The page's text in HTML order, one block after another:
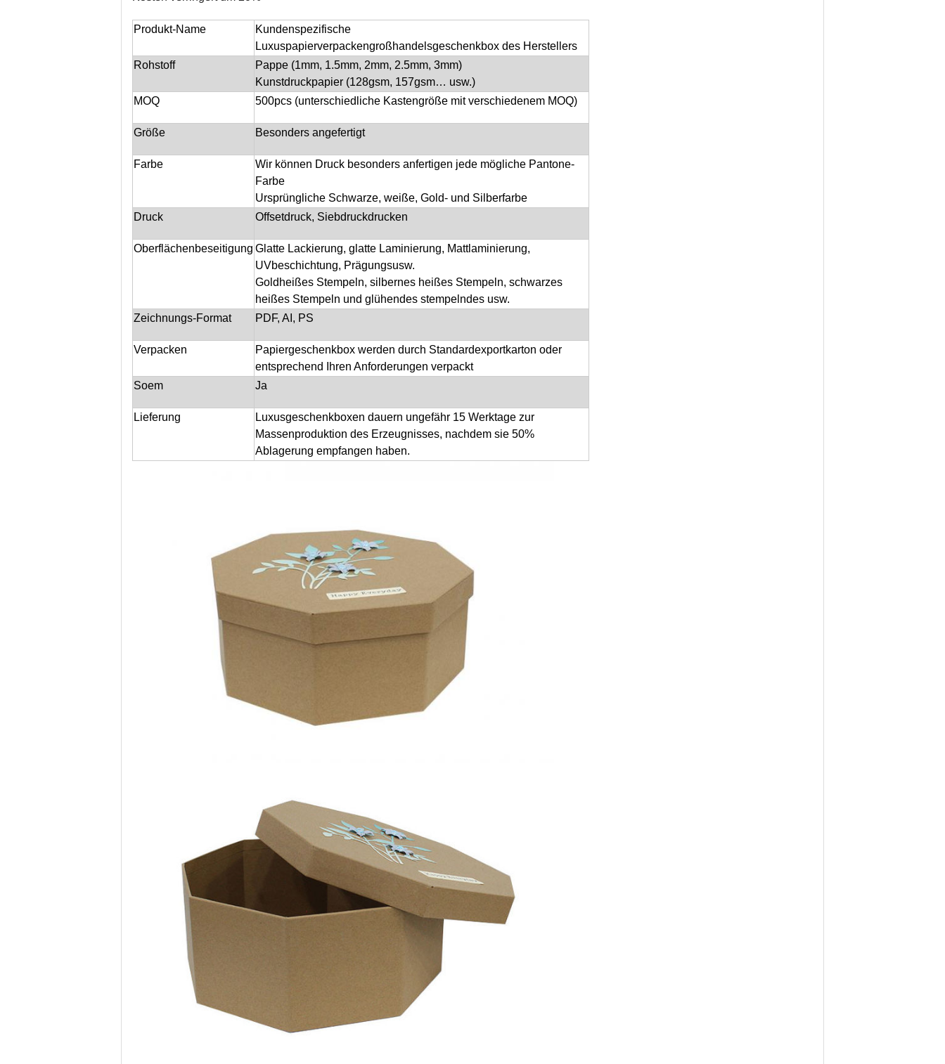
Produkt-Name
Kundenspezifische
Luxuspapierverpackengroßhandelsgeschenkbox des Herstellers
Rohstoff
Pappe (1mm, 1.5mm, 2mm, 2.5mm, 3mm)
Kunstdruckpapier (128gsm, 157gsm… usw.)
MOQ
500pcs (unterschiedliche Kastengröße mit verschiedenem MOQ)
Größe Besonders angefertigt
Farbe
Wir können Druck besonders anfertigen jede mögliche Pantone-
Farbe
Ursprüngliche Schwarze, weiße, Gold- und Silberfarbe
Druck
Offsetdruck, Siebdruckdrucken
Oberflächenbeseitigung Glatte Lackierung, glatte Laminierung, Mattlaminierung,
UVbeschichtung, Prägungsusw.
Goldheißes Stempeln, silbernes heißes Stempeln, schwarzes
heißes Stempeln und glühendes stempelndes usw.
Zeichnungs-Format
PDF, AI, PS
Verpacken
Papiergeschenkbox werden durch Standardexportkarton oder
entsprechend Ihren Anforderungen verpackt
Soem
Ja
Lieferung
Luxusgeschenkboxen dauern ungefähr 15 Werktage zur
Massenproduktion des Erzeugnisses, nachdem sie 50%
Ablagerung empfangen haben.